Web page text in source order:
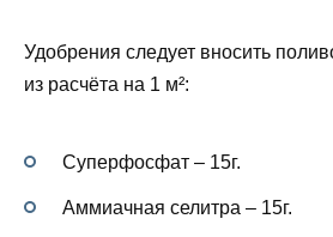
Удобрения следует вносить
из расчёта на 1 м²:
Суперфосфат – 15г.
Аммиачная селитра – 15г.